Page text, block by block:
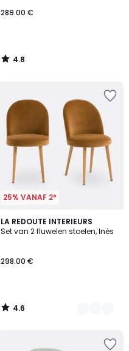
289.00 €
4.8
/
25% VANAF 2*
LA REDOUTE INTERIEURS
Set van 2 fluwelen stoelen, Inès
298.00 €
4.6
/ 5
3
Kleuren
4.6
/